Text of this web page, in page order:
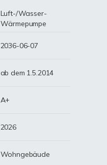
Luft-/Wasser-
Wärmepumpe
2036-06-07
ab dem 1.5.2014
A+
2026
Wohngebäude